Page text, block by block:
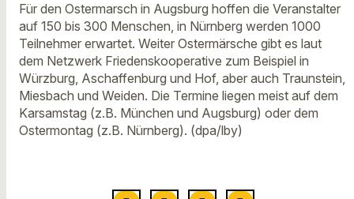
Für den Ostermarsch in Augsburg hoffen die Veranstalter
auf 150 bis 300 Menschen, in Nürnberg werden 1000
Teilnehmer erwartet. Weiter Ostermärsche gibt es laut
dem Netzwerk Friedenskooperative zum Beispiel in
Würzburg, Aschaffenburg und Hof, aber auch Traunstein,
Miesbach und Weiden. Die Termine liegen meist auf dem
Karsamstag (z.B. München und Augsburg) oder dem
Ostermontag (z.B. Nürnberg). (dpa/lby)